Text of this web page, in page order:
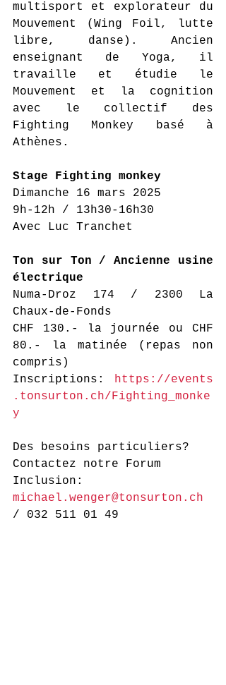
multisport et explorateur du
Mouvement (Wing Foil, lutte
libre, danse). Ancien
enseignant de Yoga, il
travaille et étudie le
Mouvement et la cognition
avec le collectif des
Fighting Monkey basé à
Athènes.
Stage Fighting monkey
Dimanche 16 mars 2025
9h-12h / 13h30-16h30
Avec Luc Tranchet
Ton sur Ton / Ancienne usine
électrique
Numa-Droz 174 / 2300 La
Chaux-de-Fonds
CHF 130.- la journée ou CHF
80.- la matinée (repas non
compris)
Inscriptions: https://events
.tonsurton.ch/Fighting_monke
y
Des besoins particuliers?
Contactez notre Forum
Inclusion:
michael.wenger@tonsurton.ch
/ 032 511 01 49